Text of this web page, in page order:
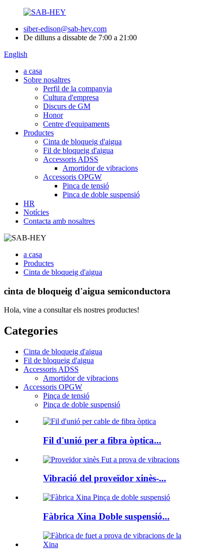
siber-edison@sab-hey.com
De dilluns a dissabte de 7:00 a 21:00
English
a casa
Sobre nosaltres
Perfil de la companyia
Cultura d'empresa
Discurs de GM
Honor
Centre d'equipaments
Productes
Cinta de bloqueig d'aigua
Fil de bloqueig d'aigua
Accessoris ADSS
Amortidor de vibracions
Accessoris OPGW
Pinça de tensió
Pinça de doble suspensió
HR
Notícies
Contacta amb nosaltres
a casa
Productes
Cinta de bloqueig d'aigua
cinta de bloqueig d'aigua semiconductora
Hola, vine a consultar els nostres productes!
Categories
Cinta de bloqueig d'aigua
Fil de bloqueig d'aigua
Accessoris ADSS
Amortidor de vibracions
Accessoris OPGW
Pinça de tensió
Pinça de doble suspensió
Fil d'unió per a fibra òptica...
Vibració del proveïdor xinès-...
Fàbrica Xina Doble suspensió...